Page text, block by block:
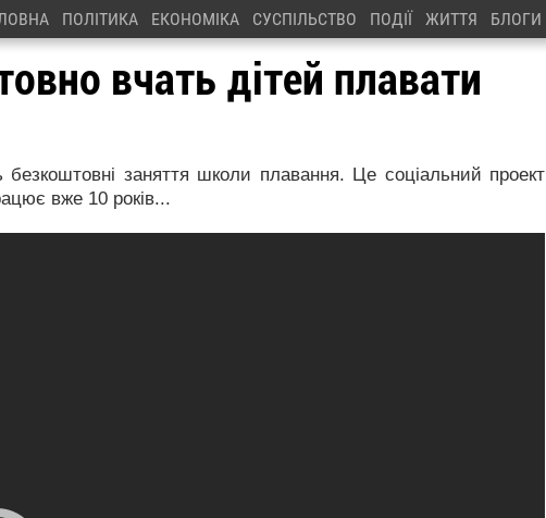
ПОЛІТИКА ЕКОНОМІКА СУСПІЛЬСТВО ПОДІЇ ЖИТТЯ БЛОГИ
вчать дітей плавати
заняття школи плавання. Це соціальний проект
вже 10 років...